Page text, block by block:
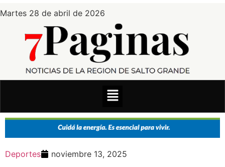
Martes 28 de abril de 2026
Deportes noviembre 13, 2025